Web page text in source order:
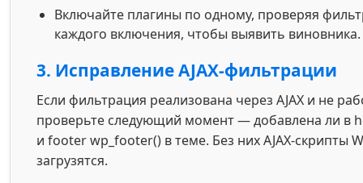
Включайте плагины по одному, проверяя
каждого включения, чтобы выявить виновника.
3. Исправление AJAX-фильтрации
Если фильтрация реализована через AJAX и не
проверьте следующий момент — добавлена ли в
и footer wp_footer() в теме. Без них AJAX-скрипты
загрузятся.